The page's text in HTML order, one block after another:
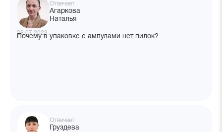
Отвечает
Агаркова
Наталья
28.07.2023
Почему в упаковке с ампулами нет пилок?
Отвечает
Груздева